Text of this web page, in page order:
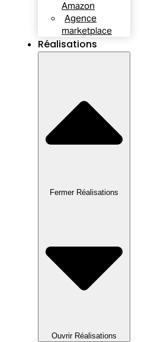
Amazon
Agence
marketplace
Réalisations
Fermer Réalisations
Ouvrir Réalisations